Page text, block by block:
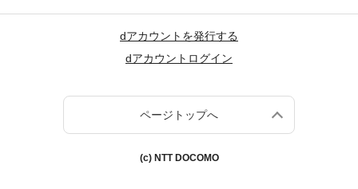
dアカウントを発行する
dアカウントログイン
ページトップへ
(c) NTT DOCOMO